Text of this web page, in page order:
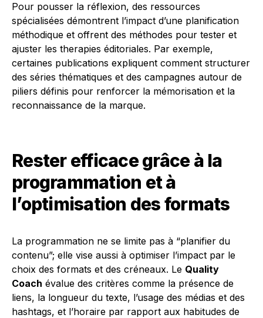
Pour pousser la réflexion, des ressources
spécialisées démontrent l’impact d’une planification
méthodique et offrent des méthodes pour tester et
ajuster les therapies éditoriales. Par exemple,
certaines publications expliquent comment structurer
des séries thématiques et des campagnes autour de
piliers définis pour renforcer la mémorisation et la
reconnaissance de la marque.
Rester efficace grâce à la
programmation et à
l’optimisation des formats
La programmation ne se limite pas à “planifier du
contenu”; elle vise aussi à optimiser l’impact par le
choix des formats et des créneaux. Le Quality
Coach évalue des critères comme la présence de
liens, la longueur du texte, l’usage des médias et des
hashtags, et l’horaire par rapport aux habitudes de